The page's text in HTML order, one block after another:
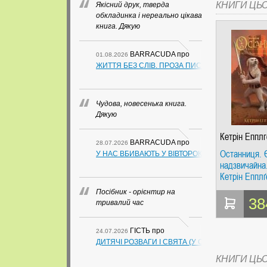
Якісний друк, тверда
обкладинка і нереально цікава
книга. Дякую
01.08.2026 BARRACUDAпро
ЖИТТЯ БЕЗ СЛІВ. ПРОЗА ПИСЬМЕННИКІВ ІЗ
Чудова, новесенька книга.
Дякую
28.07.2026 BARRACUDAпро
У НАС ВБИВАЮТЬ У ВІВТОРОК. СЛАПОВСЬКИЙ
Посібник - орієнтир на
тривалий час
24.07.2026 ГІСТЬ про
ДИТЯЧІ РОЗВАГИ І СВЯТА (У СХЕМАХ,
КНИГИ
Кетрін
Останниця.
Кетрін
КНИГИ